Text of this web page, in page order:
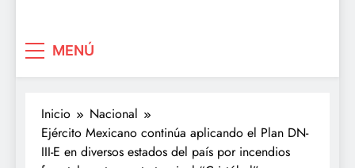
MENÚ
Inicio
Nacional
Ejército Mexicano continúa aplicando el Plan DN-
III-E en diversos estados del país por incendios